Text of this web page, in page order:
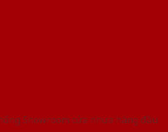
Showroom cửa nhựa hàng đầu